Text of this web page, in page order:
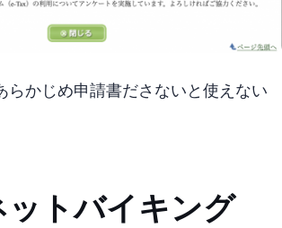
らかじめ申請書ださないと使えない
ットバイキング